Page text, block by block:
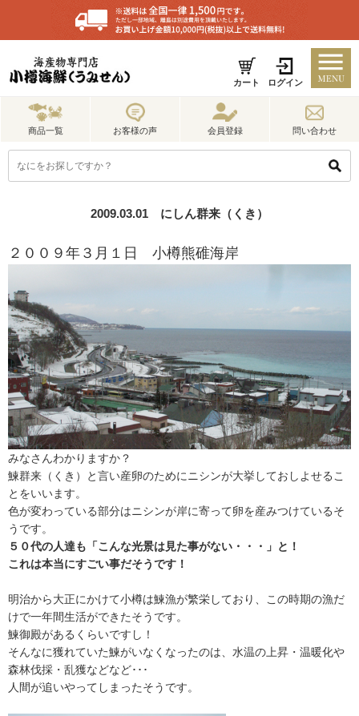
カート ログイン
商品一覧 お客様の声 会員登録 問い合わせ
2009.03.01 にしん群来（くき）
２００９年３月１日 小樽熊碓海岸
みなさんわかりますか？
鰊群来（くき）と言い産卵のためにニシンが大挙しておしよせるこ
とをいいます。
色が変わっている部分はニシンが岸に寄って卵を産みつけているそ
うです。
５０代の人達も「こんな光景は見た事がない・・・」と！
これは本当にすごい事だそうです！
明治から大正にかけて小樽は鰊漁が繁栄しており、この時期の漁だ
けで一年間生活ができたそうです。
鰊御殿があるくらいですし！
そんなに獲れていた鰊がいなくなったのは、水温の上昇・温暖化や
森林伐採・乱獲などなど･･･
人間が追いやってしまったそうです。